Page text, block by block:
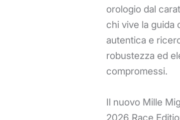
orologio dal
chi vive la guida
autentica e
robustezza ed
compromessi.
Il nuovo Mille
2026 Race